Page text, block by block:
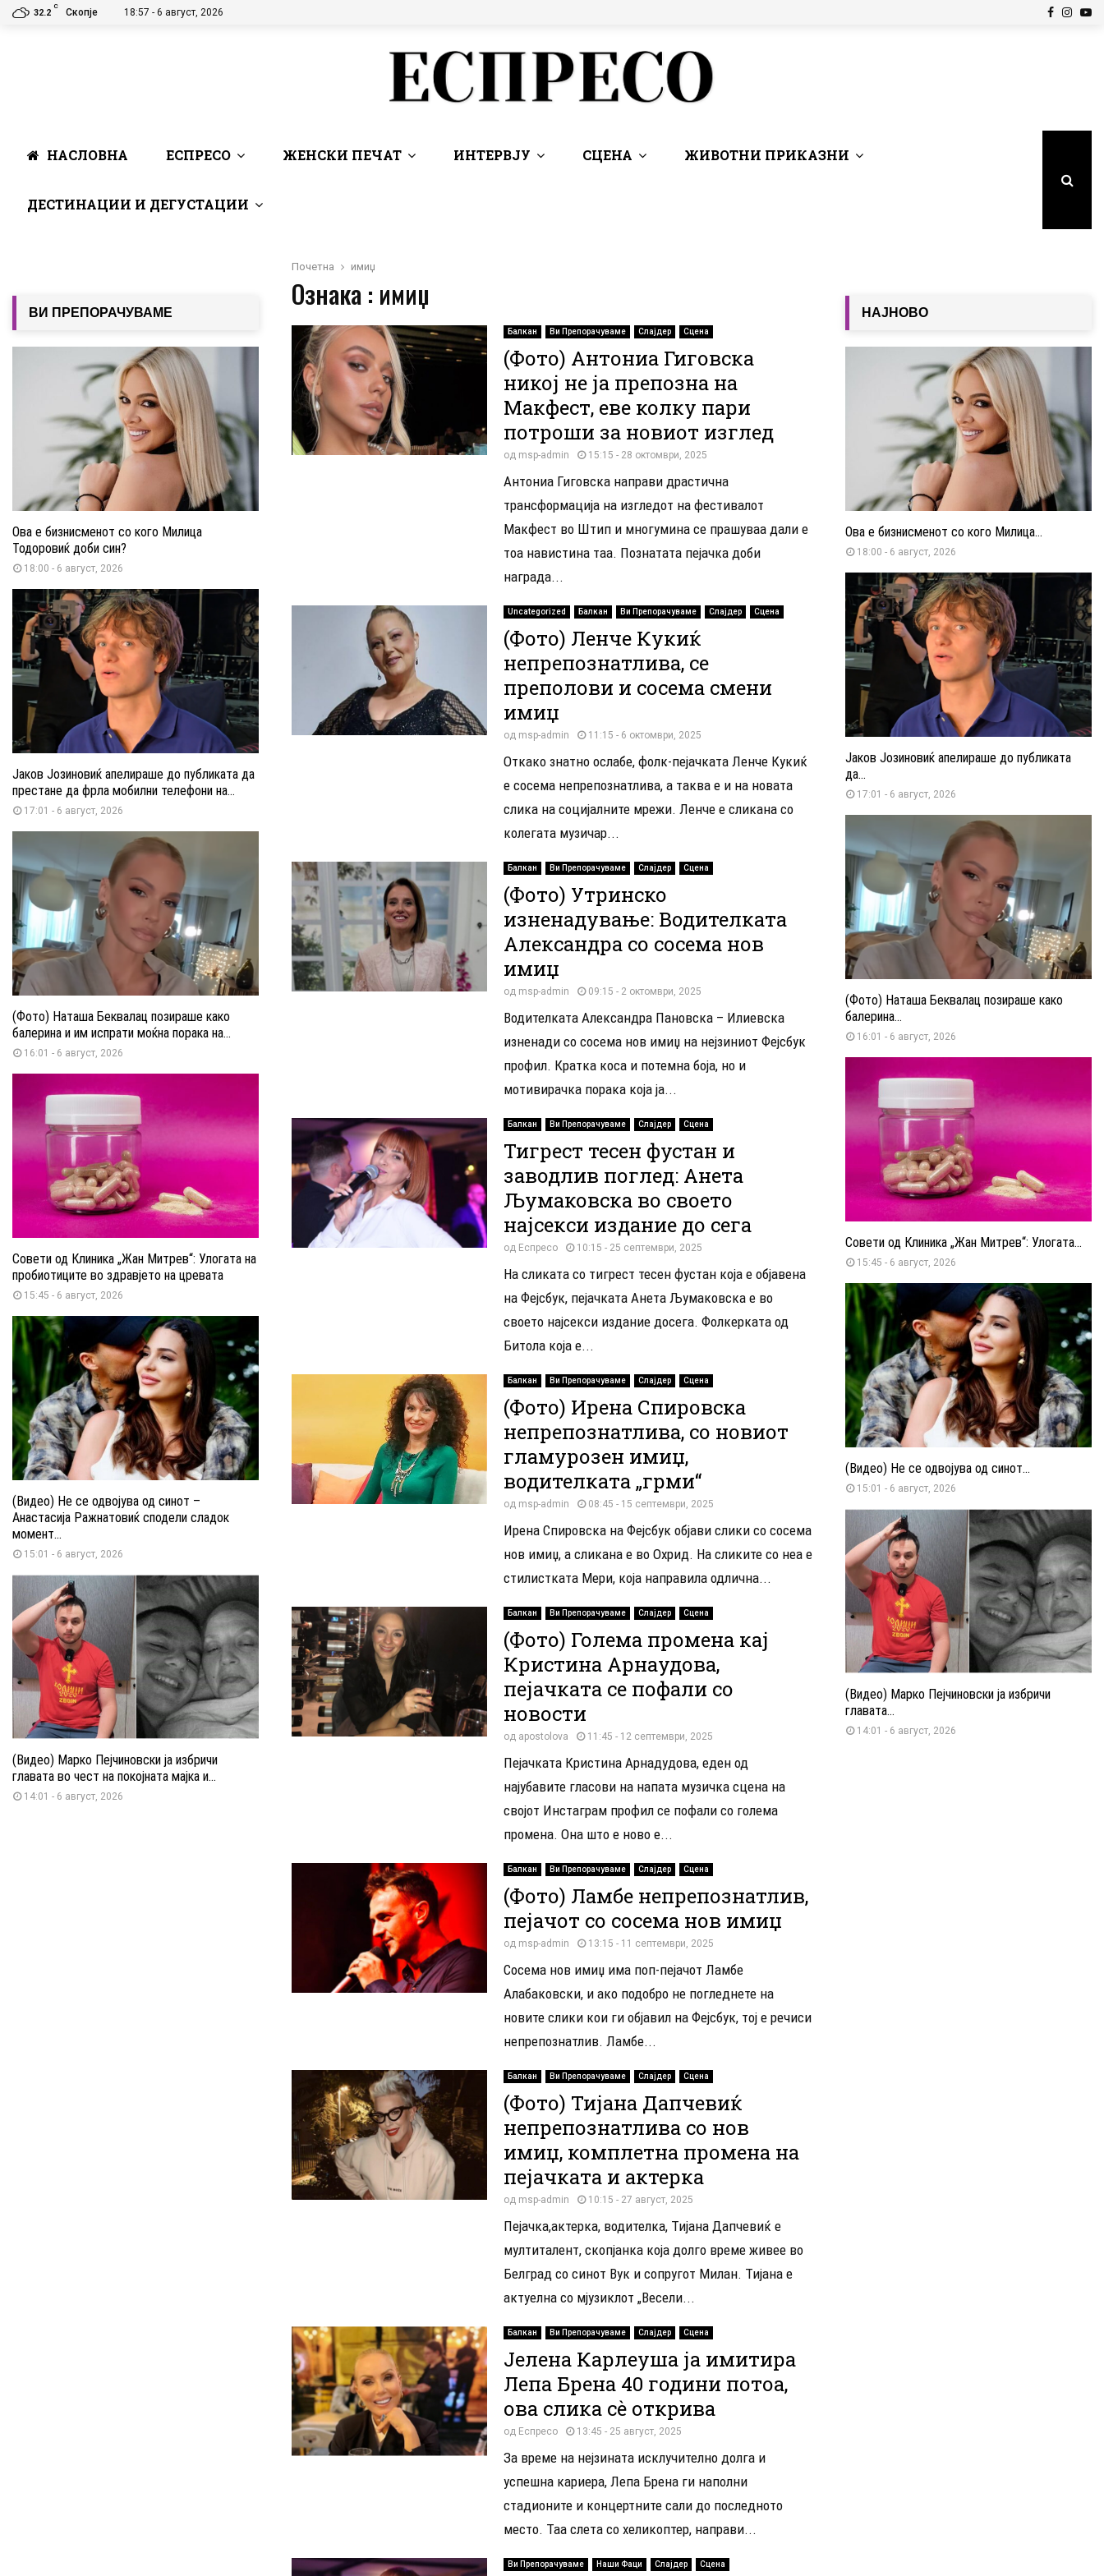
32.2
C
Скопје 18:57 - 6 август, 2026 Facebook
НАСЛОВНА ЕСПРЕСО ЖЕНСКИ ПЕЧАТ ИНТЕРВЈУ СЦЕНА ЖИВОТНИ ПРИКАЗНИ
ДЕСТИНАЦИИ И ДЕГУСТАЦИИ
Почетна имиџ
Ознака : имиџ
Балкан Ви Препорачуваме Слајдер Сцена
(Фото) Антониа Гиговска
никој не ја препозна на
Макфест, еве колку пари
потроши за новиот изглед
од msp-admin 15:15 - 28 октомври, 2025
Антониа Гиговска направи драстична
трансформација на изгледот на фестивалот
Макфест во Штип и многумина се прашуваа дали е
тоа навистина таа. Познатата пејачка доби
награда...
Uncategorized Балкан Ви Препорачуваме Слајдер Сцена
(Фото) Ленче Кукиќ
непрепознатлива, се
преполови и сосема смени
имиџ
од msp-admin 11:15 - 6 октомври, 2025
Откако знатно ослабе, фолк-пејачката Ленче Кукиќ
е сосема непрепознатлива, а таква е и на новата
слика на социјалните мрежи. Ленче е сликана со
колегата музичар...
Балкан Ви Препорачуваме Слајдер Сцена
(Фото) Утринско
изненадување: Водителката
Александра со сосема нов
имиџ
од msp-admin 09:15 - 2 октомври, 2025
Водителката Александра Пановска – Илиевска
изненади со сосема нов имиџ на нејзиниот Фејсбук
профил. Кратка коса и потемна боја, но и
мотивирачка порака која ја...
Балкан Ви Препорачуваме Слајдер Сцена
Тигрест тесен фустан и
заводлив поглед: Анета
Љумаковска во своето
најсекси издание до сега
од Еспресо 10:15 - 25 септември, 2025
На сликата со тигрест тесен фустан која е објавена
на Фејсбук, пејачката Анета Љумаковска е во
своето најсекси издание досега. Фолкерката од
Битола која е...
Балкан Ви Препорачуваме Слајдер Сцена
(Фото) Ирена Спировска
непрепознатлива, со новиот
гламурозен имиџ,
водителката „грми“
од msp-admin 08:45 - 15 септември, 2025
Ирена Спировска на Фејсбук објави слики со сосема
нов имиџ, а сликана е во Охрид. На сликите со неа е
стилистката Мери, која направила одлична...
Балкан Ви Препорачуваме Слајдер Сцена
(Фото) Голема промена кај
Кристина Арнаудова,
пејачката се пофали со
новости
од apostolova 11:45 - 12 септември, 2025
Пејачката Кристина Арнадудова, еден од
најубавите гласови на напата музичка сцена на
својот Инстаграм профил се пофали со голема
промена. Она што е ново е...
Балкан Ви Препорачуваме Слајдер Сцена
(Фото) Ламбе непрепознатлив,
пејачот со сосема нов имиџ
од msp-admin 13:15 - 11 септември, 2025
Сосема нов имиџ има поп-пејачот Ламбе
Алабаковски, и ако подобро не погледнете на
новите слики кои ги објавил на Фејсбук, тој е речиси
непрепознатлив. Ламбе...
Балкан Ви Препорачуваме Слајдер Сцена
(Фото) Тијана Дапчевиќ
непрепознатлива со нов
имиџ, комплетна промена на
пејачката и актерка
од msp-admin 10:15 - 27 август, 2025
Пејачка,актерка, водителка, Тијана Дапчевиќ е
мултиталент, скопјанка која долго време живее во
Белград со синот Вук и сопругот Милан. Тијана е
актуелна со мјузиклот „Весели...
Балкан Ви Препорачуваме Слајдер Сцена
Јелена Карлеуша ја имитира
Лепа Брена 40 години потоа,
ова слика сѐ открива
од Еспресо 13:45 - 25 август, 2025
За време на нејзината исклучително долга и
успешна кариера, Лепа Брена ги наполни
стадионите и концертните сали до последното
место. Таа слета со хеликоптер, направи...
Ви Препорачуваме Наши Фаци Слајдер Сцена
ВИ ПРЕПОРАЧУВАМЕ
Ова е бизнисменот со кого Милица
Тодоровиќ доби син?
18:00 - 6 август, 2026
Јаков Јозиновиќ апелираше до публиката да
престане да фрла мобилни телефони на...
17:01 - 6 август, 2026
(Фото) Наташа Беквалац позираше како
балерина и им испрати моќна порака на...
16:01 - 6 август, 2026
Совети од Клиника „Жан Митрев“: Улогата на
пробиотиците во здравјето на цревата
15:45 - 6 август, 2026
(Видео) Не се одвојува од синот –
Анастасија Ражнатовиќ сподели сладок
момент...
15:01 - 6 август, 2026
(Видео) Марко Пејчиновски ја избричи
главата во чест на покојната мајка и...
14:01 - 6 август, 2026
НАЈНОВО
Ова е бизнисменот со кого Милица...
18:00 - 6 август, 2026
Јаков Јозиновиќ апелираше до публиката
да...
17:01 - 6 август, 2026
(Фото) Наташа Беквалац позираше како
балерина...
16:01 - 6 август, 2026
Совети од Клиника „Жан Митрев“: Улогата...
15:45 - 6 август, 2026
(Видео) Не се одвојува од синот...
15:01 - 6 август, 2026
(Видео) Марко Пејчиновски ја избричи
главата...
14:01 - 6 август, 2026